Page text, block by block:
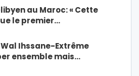
au Maroc: « Cette
le premier…
Ihssane-Extrême
ensemble mais…